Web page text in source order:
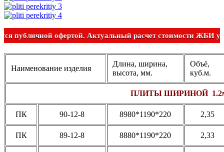
Не является публичной офертой. Актуальный расчет
Наименование изделия
Длина, ширина,
высота, мм.
Объё,
куб.м.
ПЛИТЫ ШИРИНОЙ
ПК 90-12-8 8980*1190*220 2,35
ПК 89-12-8 8880*1190*220 2,33